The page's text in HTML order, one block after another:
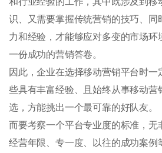
识、又需要掌握传统营销的技巧、同
力和经验，才能够应对多变的市场环
一份成功的营销答卷。
因此，企业在选择移动营销平台时一
些具有丰富经验、且始终从事移动营
选，方能挑出一个最可靠的好队友。
而要考察一个平台专业度的标准，无
经营年限、专一度、以往的成功案例